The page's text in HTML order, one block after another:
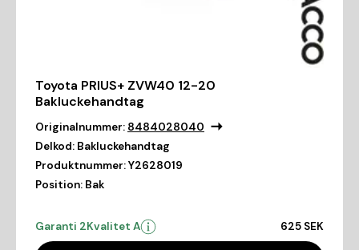
Toyota PRIUS+ ZVW40 12-20
Bakluckehandtag
Originalnummer: 8484028040
Delkod: Bakluckehandtag
Produktnummer:Y2628019
Position: Bak
Garanti 2Kvalitet A 625 SEK